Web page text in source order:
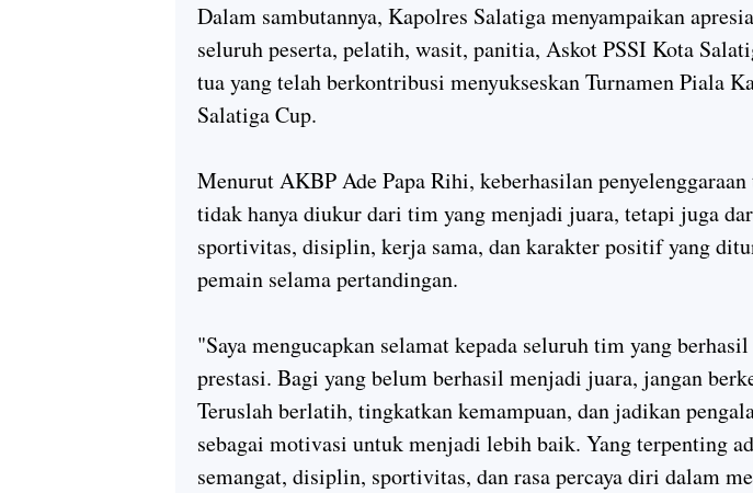
Dalam sambutannya, Kapolres Salatiga menyampaikan
seluruh peserta, pelatih, wasit, panitia, Askot PSSI Kota
tua yang telah berkontribusi menyukseskan Turnamen Piala
Salatiga Cup.
Menurut AKBP Ade Papa Rihi, keberhasilan
tidak hanya diukur dari tim yang menjadi juara, tetapi juga
sportivitas, disiplin, kerja sama, dan karakter positif yang
pemain selama pertandingan.
"Saya mengucapkan selamat kepada seluruh tim yang
prestasi. Bagi yang belum berhasil menjadi juara, jangan
Teruslah berlatih, tingkatkan kemampuan, dan jadikan
sebagai motivasi untuk menjadi lebih baik. Yang terpenting
semangat, disiplin, sportivitas, dan rasa percaya diri dalam